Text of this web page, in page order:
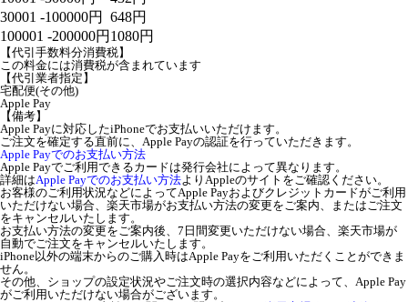
30001 -100000円
648円
100001 -200000円 1080円
【代引手数料分消費税】
この料金には消費税が含まれています
【代引業者指定】
宅配便(その他)
Apple Pay
【備考】
Apple Payに対応したiPhoneでお支払いいただけます。
ご注文を確定する直前に、Apple Payの認証を行っていただきます。
Apple Payでのお支払い方法
Apple Payでご利用できるカードは発行会社によって異なります。
詳細はApple Payでのお支払い方法よりAppleのサイトをご確認ください。
お客様のご利用状況などによってApple Payおよびクレジットカードがご利用
いただけない場合、楽天市場がお支払い方法の変更をご案内、またはご注文
をキャンセルいたします。
お支払い方法の変更をご案内後、7日間変更いただけない場合、楽天市場が
自動でご注文をキャンセルいたします。
iPhone以外の端末からのご購入時はApple Payをご利用いただくことができま
せん。
その他、ショップの設定状況やご注文時の選択内容などによって、Apple Pay
がご利用いただけない場合がございます。